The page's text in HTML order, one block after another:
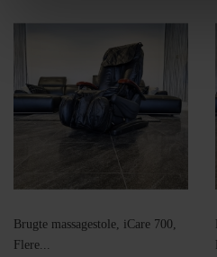
Brugte massagestole, iCare 700,
Flere...